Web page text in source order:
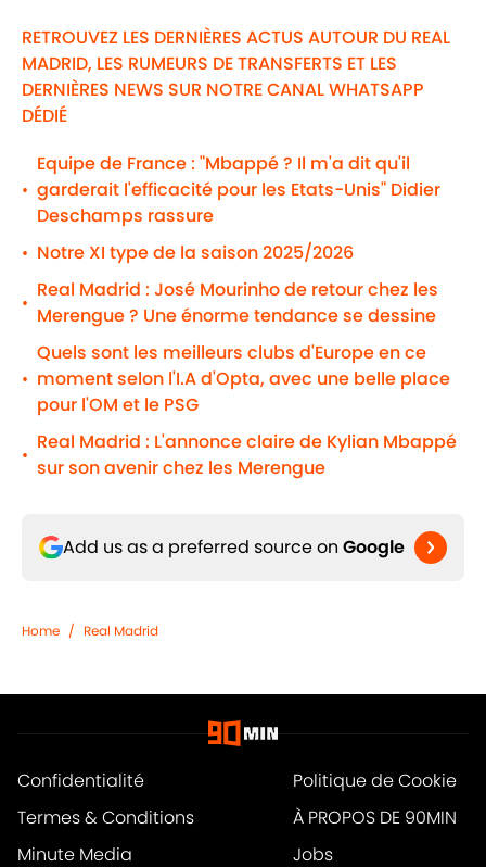
RETROUVEZ LES DERNIÈRES ACTUS AUTOUR DU REAL
MADRID, LES RUMEURS DE TRANSFERTS ET LES
DERNIÈRES NEWS SUR NOTRE CANAL WHATSAPP
DÉDIÉ
•
Equipe de France : "Mbappé ? Il m'a dit qu'il
garderait l'efficacité pour les Etats-Unis" Didier
Deschamps rassure
• Notre XI type de la saison 2025/2026
•
Real Madrid : José Mourinho de retour chez les
Merengue ? Une énorme tendance se dessine
•
Quels sont les meilleurs clubs d'Europe en ce
moment selon l'I.A d'Opta, avec une belle place
pour l'OM et le PSG
•
Real Madrid : L'annonce claire de Kylian Mbappé
sur son avenir chez les Merengue
Add us as a preferred source on Google
Home / Real Madrid
Confidentialité
Politique de Cookie
Termes & Conditions
À PROPOS DE 90MIN
Minute Media
Jobs